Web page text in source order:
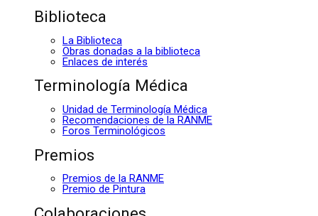
Biblioteca
La Biblioteca
Obras donadas a la biblioteca
Enlaces de interés
Terminología Médica
Unidad de Terminología Médica
Recomendaciones de la RANME
Foros Terminológicos
Premios
Premios de la RANME
Premio de Pintura